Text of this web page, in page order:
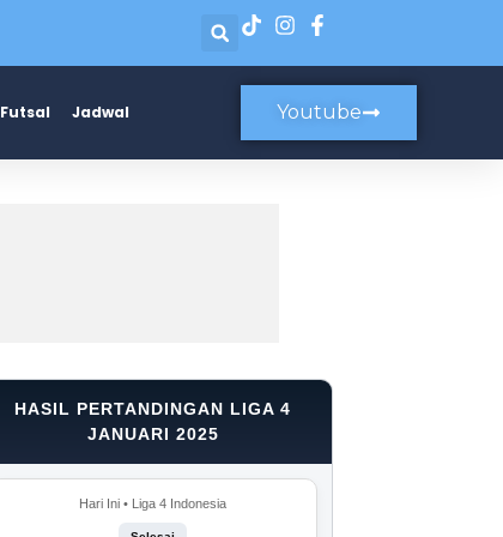
Futsal Jadwal Youtube
HASIL PERTANDINGAN LIGA 4
JANUARI 2025
Hari Ini • Liga 4 Indonesia